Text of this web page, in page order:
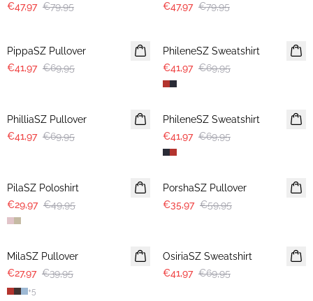
€47,97 €79,95
€47,97 €79,95
PippaSZ Pullover
€41,97 €69,95
PhileneSZ Sweatshirt
€41,97 €69,95
PhilliaSZ Pullover
€41,97 €69,95
-40%
PhileneSZ Sweatshirt
€41,97 €69,95
PilaSZ Poloshirt
€29,97 €49,95
-40%
PorshaSZ Pullover
€35,97 €59,95
30%
MilaSZ Pullover
€27,97 €39,95
+5
OsiriaSZ Sweatshirt
€41,97 €69,95